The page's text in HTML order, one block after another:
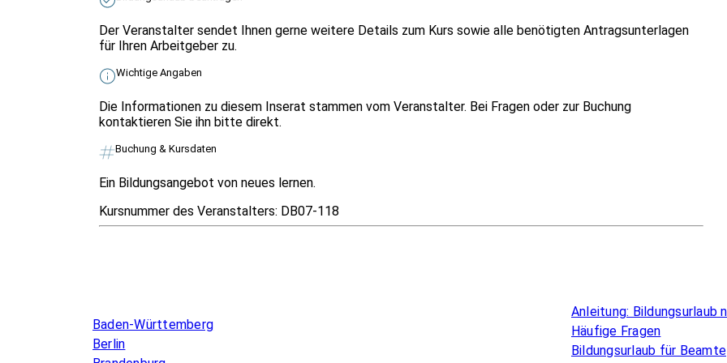
Der Veranstalter sendet Ihnen gerne weitere Details zum Kurs sowie alle benötigten Antragsunterlagen
für Ihren Arbeitgeber zu.
Wichtige Angaben
Die Informationen zu diesem Inserat stammen vom Veranstalter. Bei Fragen oder zur Buchung
kontaktieren Sie ihn bitte direkt.
Buchung & Kursdaten
Ein Bildungsangebot von neues lernen.
Kursnummer des Veranstalters: DB07-118
Baden-Württemberg
Berlin
Anleitung: Bildungsurlaub
Häufige Fragen
Bildungsurlaub für Beamte